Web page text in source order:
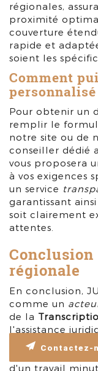
régionales,
proximité
couverture
rapide et
soient les
Comment
personnalisé
Pour obtenir un
remplir le
notre site ou de
conseiller dédié
vous proposera
à vos exigences
un service
garantissant
soit clairement
attentes.
régionale
En conclusion,
comme un
de la
l'assistance
allie précision,
transcription
d'un travail
Contactez-